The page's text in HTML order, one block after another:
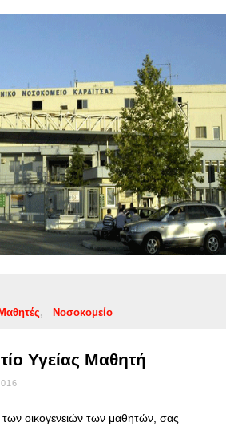
Μαθητές Νοσοκομείο
Υγείας Μαθητή
των οικογενειών των μαθητών, σας